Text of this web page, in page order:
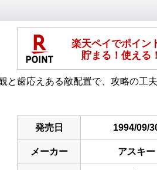
歯応えある敵配置で、攻略の
発売日 1994/09/
メーカー アスキー